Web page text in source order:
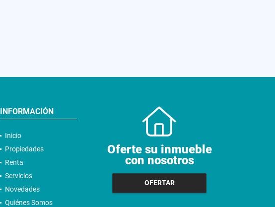
INFORMACIÓN
Inicio
Propiedades
Renta
Servicios
Novedades
Quiénes Somos
Oferte su inmueble
con nosotros
OFERTAR